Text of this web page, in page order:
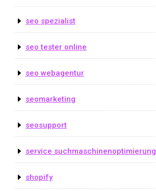
seo spezialist
seo tester online
seo webagentur
seomarketing
seosupport
service suchmaschinenoptimierung
shopify